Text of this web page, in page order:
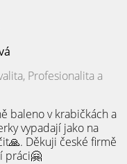
Profesionalita a
baleno v krabičkách a
vypadají jako na
Děkuji české firmě
práci🤗